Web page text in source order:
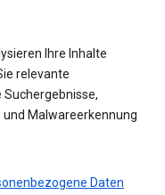
Ihre Inhalte
relevante
Malwareerkennung
Daten